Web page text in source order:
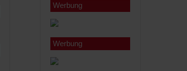
Werbung
Werbung